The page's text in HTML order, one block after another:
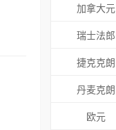
加拿大元
瑞士法郎
捷克克朗
丹麦克朗
欧元